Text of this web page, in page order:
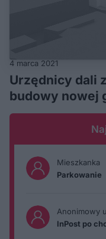
4 marca 2021
Urzędnicy dali
budowy nowej
Mieszkanka
Parkowanie
Anonimowy
InPost po